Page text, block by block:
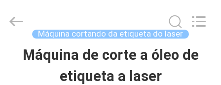
PARA
Machinery
Máquina cortando da etiqueta do laser
Máquina de corte a óleo de
etiqueta a laser